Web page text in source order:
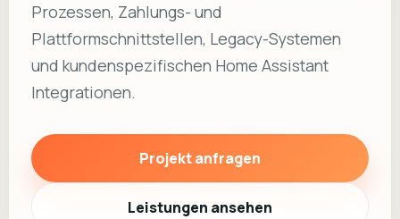
Prozessen, Zahlungs- und
Plattformschnittstellen, Legacy-Systemen
und kundenspezifischen Home Assistant
Integrationen.
Projekt anfragen
Leistungen ansehen